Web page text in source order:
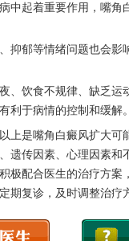
起着重要作用，嘴角
郁等情绪问题也会影
饮食不规律、缺乏运
利于病情的控制和缓解
上是嘴角白癜风扩大可
遗传因素、心理因素和
极配合医生的治疗方案
期复诊，及时调整治疗